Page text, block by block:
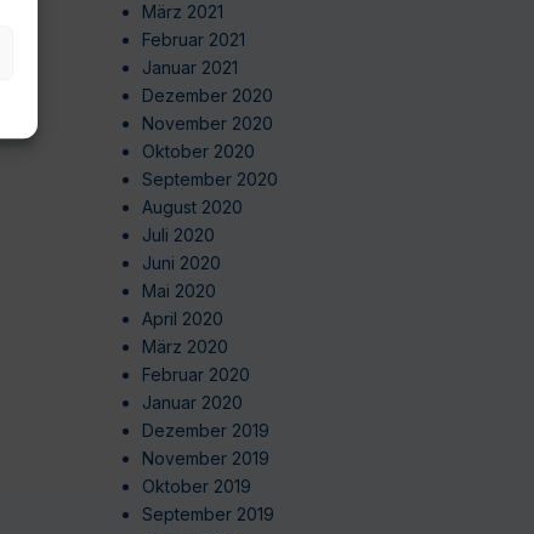
März 2021
Februar 2021
Januar 2021
Dezember 2020
November 2020
Oktober 2020
September 2020
August 2020
Juli 2020
Juni 2020
Mai 2020
April 2020
März 2020
Februar 2020
Januar 2020
Dezember 2019
November 2019
Oktober 2019
September 2019